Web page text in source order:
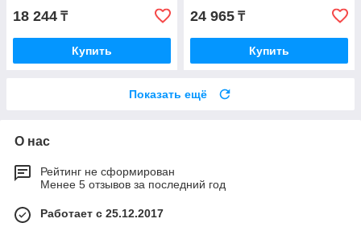
18 244 ₸
Купить
24 965 ₸
Купить
Показать ещё
О нас
Рейтинг не сформирован
Менее 5 отзывов за последний год
Работает с 25.12.2017